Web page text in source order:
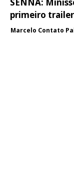
primeiro trailer
Marcelo Contato